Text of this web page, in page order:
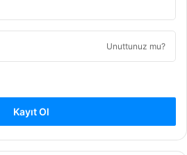
Unuttunuz mu?
Kayıt Ol